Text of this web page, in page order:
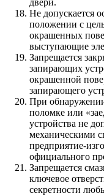
двери.
Не допускается
положении с
окрашенных
выступающие
Запрещается
запирающих
окрашенной
запирающего
При
поломке или
устройства не
механическими
предприятие-
официального
Запрещается
ключевое
секретности